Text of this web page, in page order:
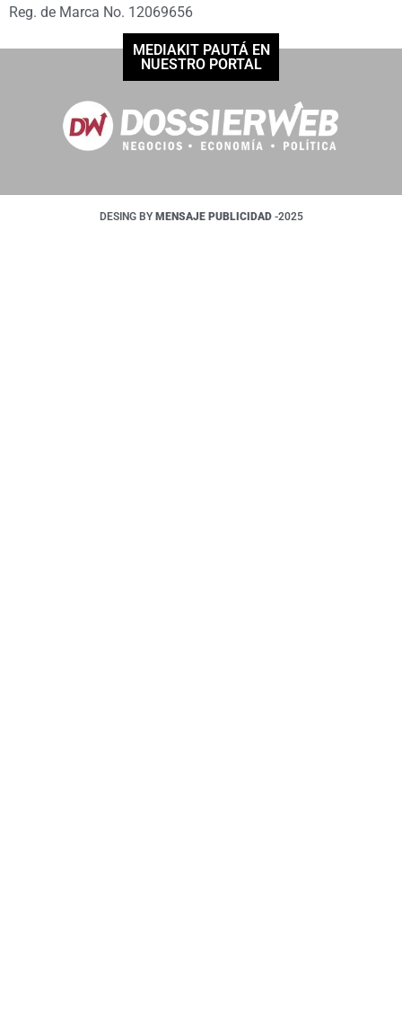
Reg. de Marca No. 12069656
MEDIAKIT PAUTÁ EN
NUESTRO PORTAL
DESING BY MENSAJE PUBLICIDAD -2025